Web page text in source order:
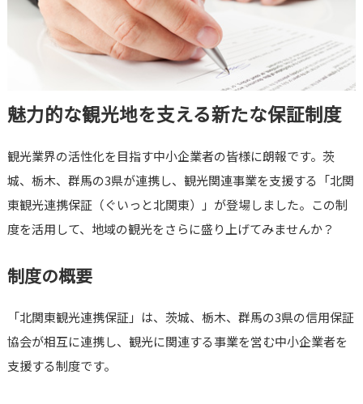
魅力的な観光地を支える新たな保証制度
観光業界の活性化を目指す中小企業者の皆様に朗報です。茨
城、栃木、群馬の3県が連携し、観光関連事業を支援する「北関
東観光連携保証（ぐいっと北関東）」が登場しました。この制
度を活用して、地域の観光をさらに盛り上げてみませんか？
制度の概要
「北関東観光連携保証」は、茨城、栃木、群馬の3県の信用保証
協会が相互に連携し、観光に関連する事業を営む中小企業者を
支援する制度です。